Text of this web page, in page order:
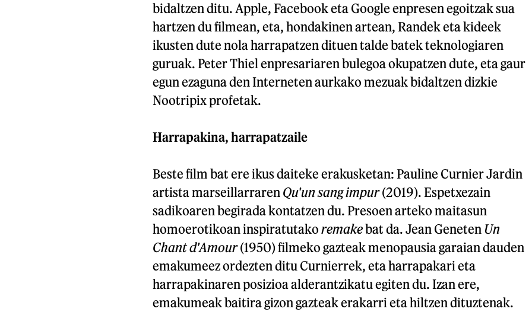
bidaltzen ditu. Apple, Facebook eta Google enpresen egoitzak sua
hartzen du filmean, eta, hondakinen artean, Randek eta kideek
ikusten dute nola harrapatzen dituen talde batek teknologiaren
guruak. Peter Thiel enpresariaren bulegoa okupatzen dute, eta gaur
egun ezaguna den Interneten aurkako mezuak bidaltzen dizkie
Nootripix profetak.
Harrapakina, harrapatzaile
Beste film bat ere ikus daiteke erakusketan: Pauline Curnier Jardin
artista marseillarraren Qu'un sang impur(2019). Espetxezain
sadikoaren begirada kontatzen du. Presoen arteko maitasun
homoerotikoan inspiratutako remakebat da. Jean Geneten Un
Chant d'Amour(1950) filmeko gazteak menopausia garaian dauden
emakumeez ordezten ditu Curnierrek, eta harrapakari eta
harrapakinaren posizioa alderantzikatu egiten du. Izan ere,
emakumeak baitira gizon gazteak erakarri eta hiltzen dituztenak.